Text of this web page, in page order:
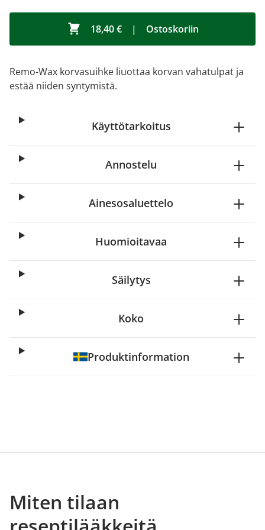
18,40 € | Ostoskoriin
Remo-Wax korvasuihke liuottaa korvan vahatulpat ja
estää niiden syntymistä.
Käyttötarkoitus
Annostelu
Ainesosaluettelo
Huomioitavaa
Säilytys
Koko
Produktinformation
Miten tilaan